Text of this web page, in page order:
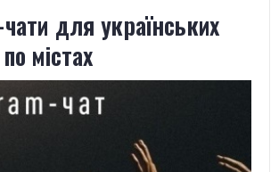
для українських
містах